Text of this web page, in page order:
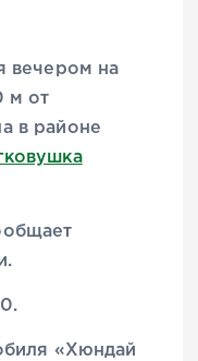
вечером на
м от
в районе
«Хюндай